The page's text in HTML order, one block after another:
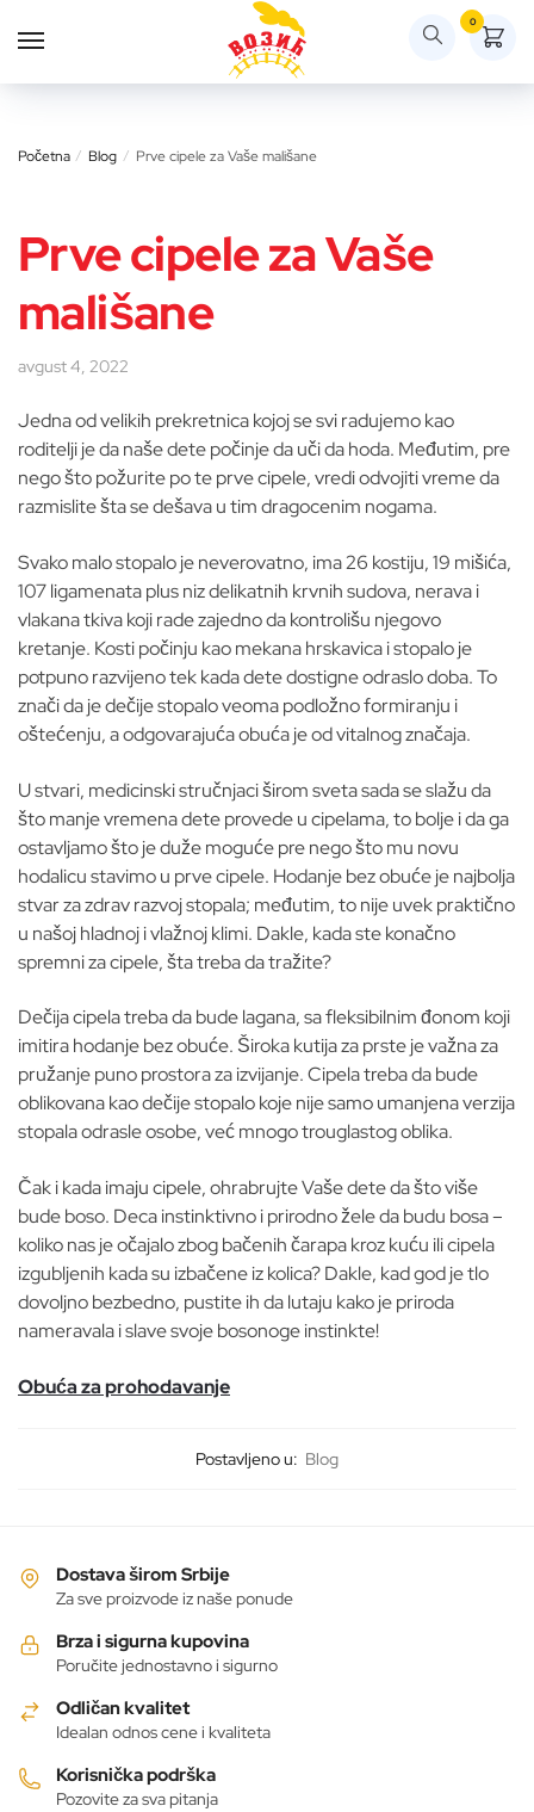
0
Početna / Blog / Prve cipele za Vaše mališane
Prve cipele za Vaše
mališane
avgust 4, 2022
Jedna od velikih prekretnica kojoj se svi radujemo kao
roditelji je da naše dete počinje da uči da hoda. Međutim, pre
nego što požurite po te prve cipele, vredi odvojiti vreme da
razmislite šta se dešava u tim dragocenim nogama.
Svako malo stopalo je neverovatno, ima 26 kostiju, 19 mišića,
107 ligamenata plus niz delikatnih krvnih sudova, nerava i
vlakana tkiva koji rade zajedno da kontrolišu njegovo
kretanje. Kosti počinju kao mekana hrskavica i stopalo je
potpuno razvijeno tek kada dete dostigne odraslo doba. To
znači da je dečije stopalo veoma podložno formiranju i
oštećenju, a odgovarajuća obuća je od vitalnog značaja.
U stvari, medicinski stručnjaci širom sveta sada se slažu da
što manje vremena dete provede u cipelama, to bolje i da ga
ostavljamo što je duže moguće pre nego što mu novu
hodalicu stavimo u prve cipele. Hodanje bez obuće je najbolja
stvar za zdrav razvoj stopala; međutim, to nije uvek praktično
u našoj hladnoj i vlažnoj klimi. Dakle, kada ste konačno
spremni za cipele, šta treba da tražite?
Dečija cipela treba da bude lagana, sa fleksibilnim đonom koji
imitira hodanje bez obuće. Široka kutija za prste je važna za
pružanje puno prostora za izvijanje. Cipela treba da bude
oblikovana kao dečije stopalo koje nije samo umanjena verzija
stopala odrasle osobe, već mnogo trouglastog oblika.
Čak i kada imaju cipele, ohrabrujte Vaše dete da što više
bude boso. Deca instinktivno i prirodno žele da budu bosa –
koliko nas je očajalo zbog bačenih čarapa kroz kuću ili cipela
izgubljenih kada su izbačene iz kolica? Dakle, kad god je tlo
dovoljno bezbedno, pustite ih da lutaju kako je priroda
nameravala i slave svoje bosonoge instinkte!
Obuća za prohodavanje
Postavljeno u: Blog
Dostava širom Srbije
Za sve proizvode iz naše ponude
Brza i sigurna kupovina
Poručite jednostavno i sigurno
Odličan kvalitet
Idealan odnos cene i kvaliteta
Korisnička podrška
Pozovite za sva pitanja